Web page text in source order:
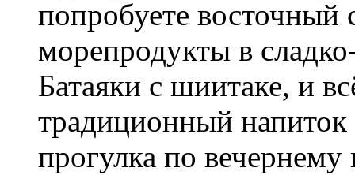
попробуете восточный
морепродукты в
Батаяки с шиитаке, и
традиционный
прогулка по вечернему